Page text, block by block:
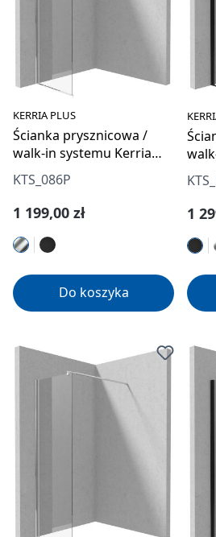
KERRIA PLUS
Ścianka prysznicowa /
walk-in systemu Kerria
Plus 60 cm
KTS_086P
Cena regularna:
1 199,00 zł
Do koszyka
Plus
1